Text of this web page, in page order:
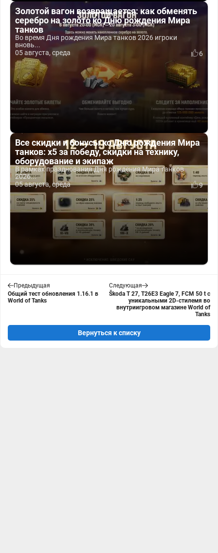
Золотой вагон возвращается: как обменять
серебро на золото ко Дню рождения Мира
танков
Во время Дня рождения Мира танков 2026 игроки
вновь...
05 августа, среда
6
Все скидки и бонусы ко Дню рождения Мира
танков: x5 за победу, скидки на технику,
оборудование и экипаж
В рамках празднования Дня рождения Мира танков
2026...
05 августа, среда
9
Предыдущая
Общий тест обновления 1.16.1 в
World of Tanks
Следующая
Škoda T 27, T26E3 Eagle 7, FCM 50 t c
уникальными 2D-стилемя во
внутриигровом магазине World of
Tanks
Вернуться к списку